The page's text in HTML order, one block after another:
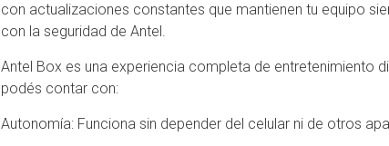
con actualizaciones constantes que mantienen tu equipo
con la seguridad de Antel.
Antel Box es una experiencia completa de entretenimiento
podés contar con:
Autonomía: Funciona sin depender del celular ni de otros